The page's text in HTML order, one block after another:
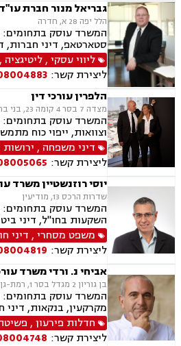
גבריאל מנור חברת עו"ד
הלל יפה 28 א, חדרה
המשרד עוסק בתחומים:
סטארטאפ, דיני חברות,
משפט מסחרי, תביעות
עסקי, הייטק, דיני
עמותות, רשויות
מתחדשת
ליווי עסקי,ליטיגציה ,
ליצירת קשר:
הלפרין עורכי דין
מצדה 7 בסר 4 קומה 23, בני ברק
המשרד עוסק בתחומים:
וצוואות, ייפוי כוח
דורית, חלוקת רכוש,
במשפחה, מיזוגים
משפט מסחרי, ניכור
ידועים בציבור, אבהות,
סכסוך בין בעלי מניות
דיני משפחה , ירושות
ליצירת קשר:
יוסי רוזנשטיין משרד
שדרות הרכס 13, מודיעין
המשרד עוסק בתחומים:
השקעות בחו"ל, דיני
ובניה, ליקויי בניה,
קבוצות רכישה, עסקאות
מושכר, הפקעת קרקעות,
ומשקים במושבים, רשות
הריסה, דיני חברות,
38, פשיטת רגל, תביעות ייצוגיות
משפט מסחרי, דיני
ליצירת קשר:
אביחי נ. ורדי משרד
בן גוריון 2 מגדל בסר 1, רמת-גן
המשרד עוסק בתחומים:
מיוסי מקרקעין,
חדלות פירעון,
ליצירת קשר: